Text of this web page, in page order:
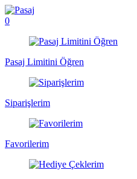
0
Pasaj Limitini Öğren
Siparişlerim
Favorilerim